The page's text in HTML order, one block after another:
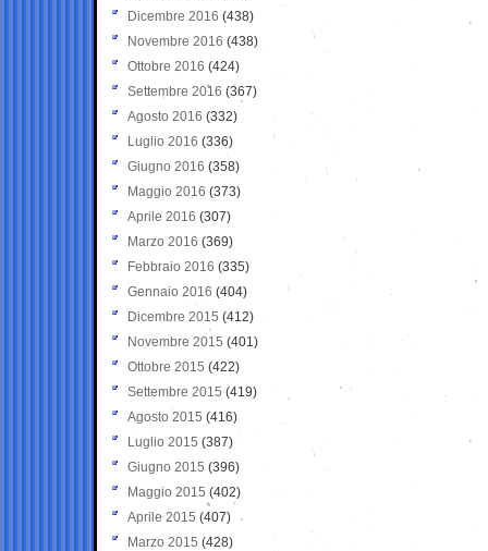
Dicembre 2016 (438)
Novembre 2016 (438)
Ottobre 2016 (424)
Settembre 2016 (367)
Agosto 2016 (332)
Luglio 2016 (336)
Giugno 2016 (358)
Maggio 2016 (373)
Aprile 2016 (307)
Marzo 2016 (369)
Febbraio 2016 (335)
Gennaio 2016 (404)
Dicembre 2015 (412)
Novembre 2015 (401)
Ottobre 2015 (422)
Settembre 2015 (419)
Agosto 2015 (416)
Luglio 2015 (387)
Giugno 2015 (396)
Maggio 2015 (402)
Aprile 2015 (407)
Marzo 2015 (428)